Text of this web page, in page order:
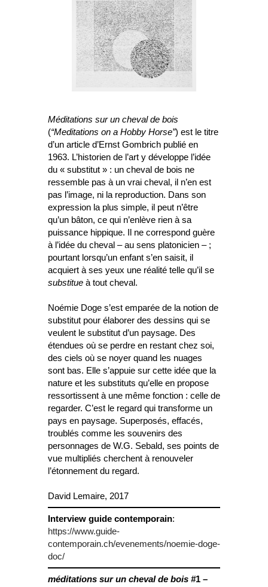
Méditations sur un cheval de bois
(“Meditations on a Hobby Horse”) est le titre
d’un article d’Ernst Gombrich publié en
1963. L’historien de l’art y développe l’idée
du « substitut » : un cheval de bois ne
ressemble pas à un vrai cheval, il n’en est
pas l’image, ni la reproduction. Dans son
expression la plus simple, il peut n’être
qu’un bâton, ce qui n’enlève rien à sa
puissance hippique. Il ne correspond guère
à l’idée du cheval – au sens platonicien – ;
pourtant lorsqu’un enfant s’en saisit, il
acquiert à ses yeux une réalité telle qu’il se
substitueà tout cheval.
Noémie Doge s’est emparée de la notion de
substitut pour élaborer des dessins qui se
veulent le substitut d’un paysage. Des
étendues où se perdre en restant chez soi,
des ciels où se noyer quand les nuages
sont bas. Elle s’appuie sur cette idée que la
nature et les substituts qu’elle en propose
ressortissent à une même fonction : celle de
regarder. C’est le regard qui transforme un
pays en paysage. Superposés, effacés,
troublés comme les souvenirs des
personnages de W.G. Sebald, ses points de
vue multipliés cherchent à renouveler
l’étonnement du regard.
David Lemaire, 2017
Interview guide contemporain:
https://www.guide-
contemporain.ch/evenements/noemie-doge-
doc/
méditations sur un cheval de bois #1 –